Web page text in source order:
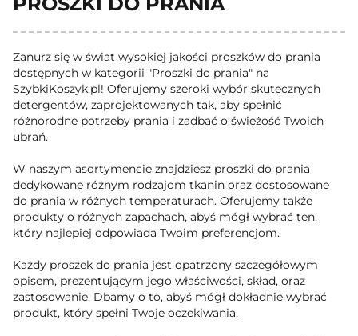
Zanurz się w świat wysokiej jakości proszków do prania
dostępnych w kategorii "Proszki do prania" na
SzybkiKoszyk.pl! Oferujemy szeroki wybór skutecznych
detergentów, zaprojektowanych tak, aby spełnić
różnorodne potrzeby prania i zadbać o świeżość Twoich
ubrań.
W naszym asortymencie znajdziesz proszki do prania
dedykowane różnym rodzajom tkanin oraz dostosowane
do prania w różnych temperaturach. Oferujemy także
produkty o różnych zapachach, abyś mógł wybrać ten,
który najlepiej odpowiada Twoim preferencjom.
Każdy proszek do prania jest opatrzony szczegółowym
opisem, prezentującym jego właściwości, skład, oraz
zastosowanie. Dbamy o to, abyś mógł dokładnie wybrać
produkt, który spełni Twoje oczekiwania.